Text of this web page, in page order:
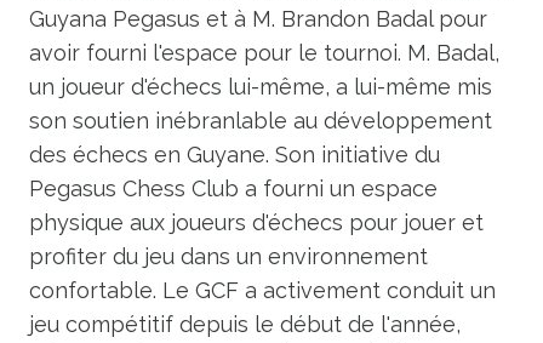
Guyana Pegasus et à M. Brandon Badal pour
avoir fourni l'espace pour le tournoi. M. Badal,
un joueur d'échecs lui-même, a lui-même mis
son soutien inébranlable au développement
des échecs en Guyane. Son initiative du
Pegasus Chess Club a fourni un espace
physique aux joueurs d'échecs pour jouer et
profiter du jeu dans un environnement
confortable. Le GCF a activement conduit un
jeu compétitif depuis le début de l'année,